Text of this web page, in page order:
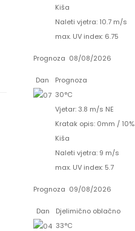
Kiša
Naleti vjetra: 10.7 m/s
max. UV index: 6.75
Prognoza 08/08/2026
Dan
Prognoza
30°C
Vjetar: 3.8 m/s NE
Kratak opis: 0mm / 10%
Kiša
Naleti vjetra: 9 m/s
max. UV index: 5.7
Prognoza 09/08/2026
Dan
Djelimično oblačno
33°C